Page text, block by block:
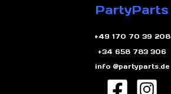
PartyParts
+49 170 70 39 208
+34 658 783 306
info @partyparts.de